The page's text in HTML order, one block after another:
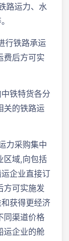
路运力、水
行铁路承运
费后方可实
铁特货各分
关的铁路运
力采购集中
区域,向包括
企业直接订
方可实施发
获得更经济
同渠道价格
运企业的舱